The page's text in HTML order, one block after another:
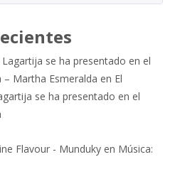
se ha presentado en el
– Martha Esmeralda en El
se ha presentado en el
Flavour - Munduky en Música: